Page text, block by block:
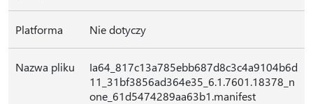
Platforma Nie dotyczy
Nazwa pliku
Ia64_817c13a785ebb687d8c3c4a9104b6d
11_31bf3856ad364e35_6.1.7601.18378_n
one_61d5474289aa63b1.manifest